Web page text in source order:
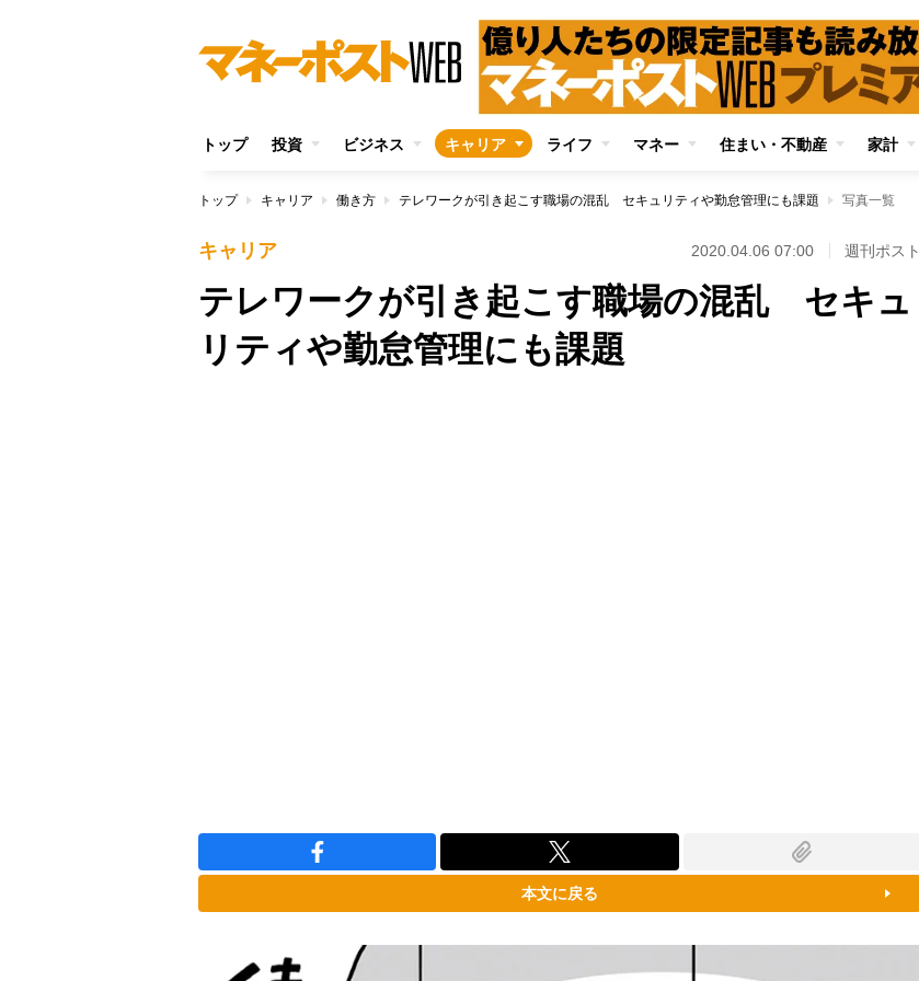
トップ 投資 ビジネス キャリア ライフ マネー 住まい・不動産 家計
トップ キャリア 働き方 テレワークが引き起こす職場の混乱 セキュリティや勤怠管理にも課題 写真一覧
キャリア 2020.04.06 07:00 週刊ポスト
テレワークが引き起こす職場の混乱 セキュ
リティや勤怠管理にも課題
本文に戻る